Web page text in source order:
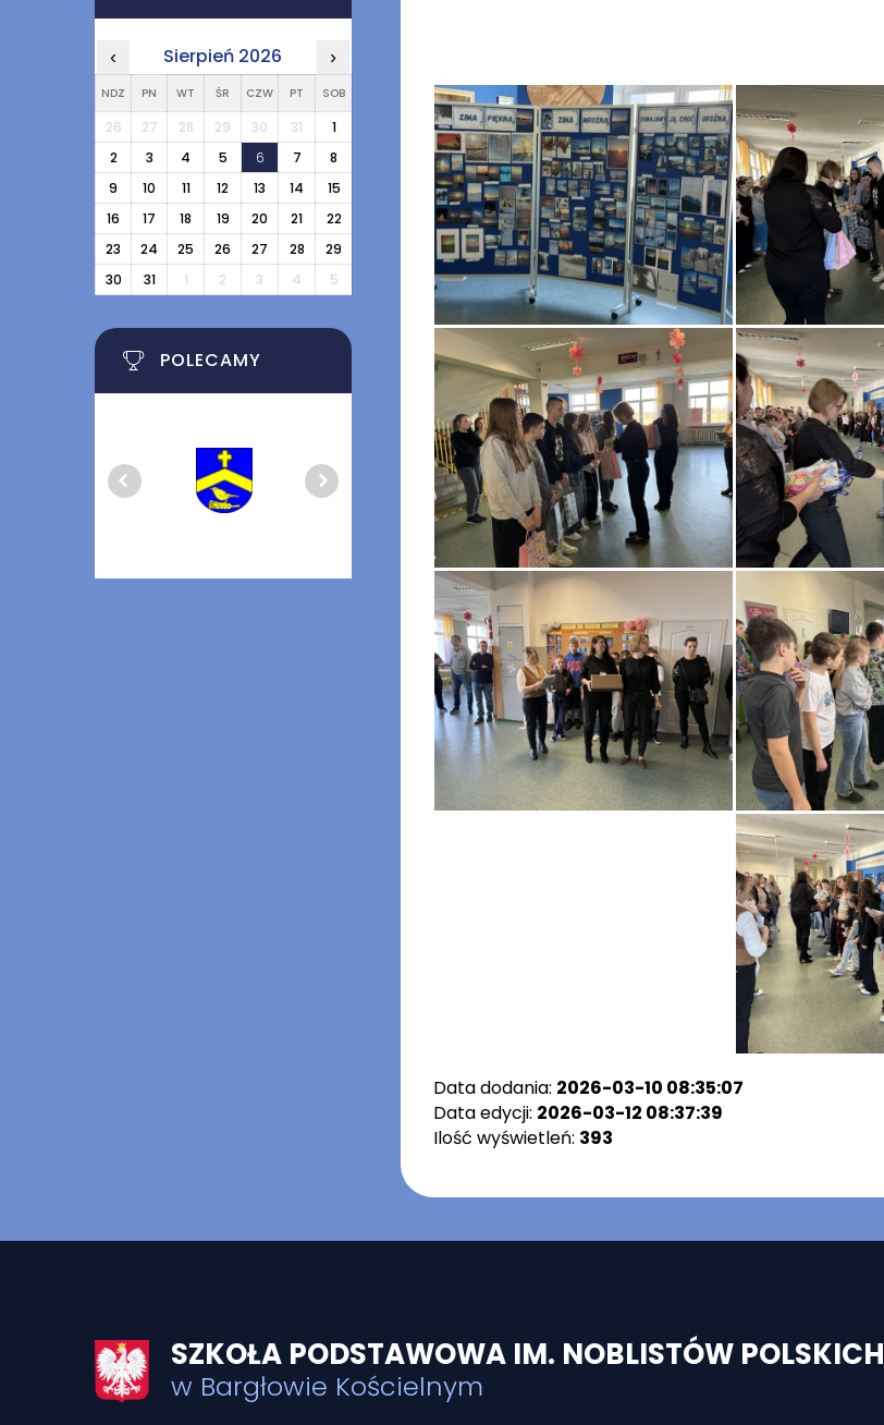
Data dodania: 2026-03-10 08:35:07
Data edycji: 2026-03-12 08:37:39
Ilość wyświetleń: 393
‹ Sierpień 2026 ›
NDZ PN WT ŚR CZW PT SOB
26 27 28 29 30 31
1
2
3 4 5 6 7
8
9
10 11 12 13 14
15
16
17 18 19 20 21
22
23
24 25 26 27 28
29
30
31 1 2 3 4 5
POLECAMY
SZKOŁA PODSTAWOWA IM. NOBLISTÓW POLSKICH
w Bargłowie Kościelnym